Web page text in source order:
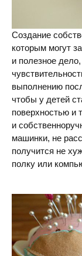
Создание
которым могут
и полезное
выполнению
чтобы у детей
поверхностью и
и
машинки, не
получится не
полку или